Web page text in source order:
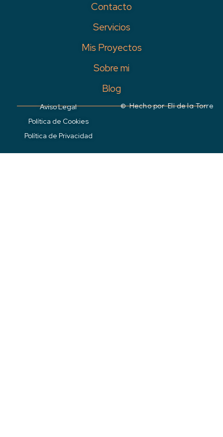
Contacto
Servicios
Mis Proyectos
Sobre mi
Blog
Aviso Legal
Política de Cookies
Política de Privacidad
© Hecho porEli de la Torre